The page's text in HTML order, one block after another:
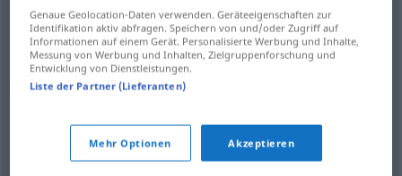
quarrel WortstreitStreit mit Worten
altercation Wortstreit Streit mit Worten
Genaue Geolocation-Daten verwenden. Geräteeigenschaften zur
Identifikation aktiv abfragen. Speichern von und/oder Zugriff auf
Informationen auf einem Gerät. Personalisierte Werbung und Inhalte,
Messung von Werbung und Inhalten, Zielgruppenforschung und
Entwicklung von Dienstleistungen.
Liste der Partner (Lieferanten)
Mehr Optionen Akzeptieren